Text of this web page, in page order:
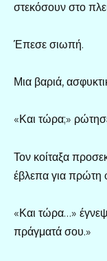
στεκόσουν στο
Έπεσε σιωπή.
Μια βαριά,
«Και τώρα;»
Τον κοίταξα
έβλεπα για πρώτη
«Και τώρα…»
πράγματά σου.»